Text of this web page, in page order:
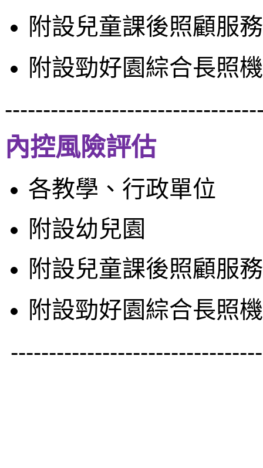
附設兒童課後照顧服
附設勁好園綜合長照
內控風險評估
各教學、行政單位
附設幼兒園
附設兒童課後照顧服
附設勁好園綜合長照